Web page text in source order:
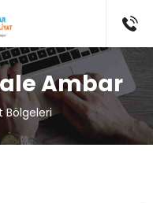
Ambar
Bölgeleri